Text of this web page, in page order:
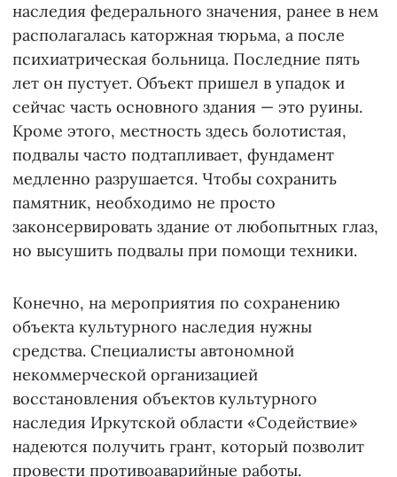
наследия федерального значения, ранее в нем
располагалась каторжная тюрьма, а после
психиатрическая больница. Последние пять
лет он пустует. Объект пришел в упадок и
сейчас часть основного здания — это руины.
Кроме этого, местность здесь болотистая,
подвалы часто подтапливает, фундамент
медленно разрушается. Чтобы сохранить
памятник, необходимо не просто
законсервировать здание от любопытных глаз,
но высушить подвалы при помощи техники.
Конечно, на мероприятия по сохранению
объекта культурного наследия нужны
средства. Специалисты автономной
некоммерческой организацией
восстановления объектов культурного
наследия Иркутской области «Содействие»
надеются получить грант, который позволит
провести противоаварийные работы.